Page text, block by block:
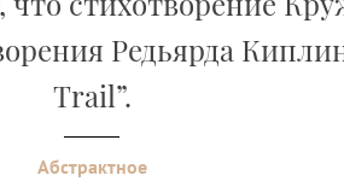
Редьярда
Trail”.
Абстрактное